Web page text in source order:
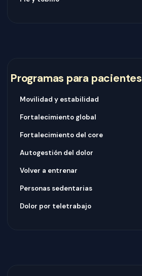
Programas para pacientes
Movilidad y estabilidad
Fortalecimiento global
Fortalecimiento del core
Autogestión del dolor
Volver a entrenar
Personas sedentarias
Dolor por teletrabajo